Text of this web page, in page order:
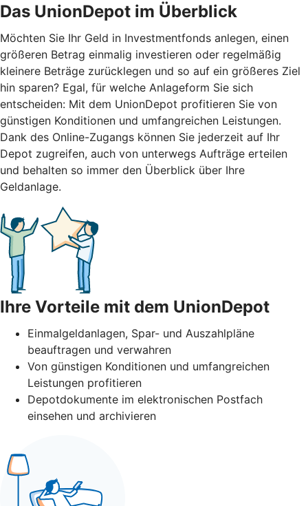
Das UnionDepot im Überblick
Möchten Sie Ihr Geld in Investmentfonds anlegen, einen
größeren Betrag einmalig investieren oder regelmäßig
kleinere Beträge zurücklegen und so auf ein größeres Ziel
hin sparen? Egal, für welche Anlageform Sie sich
entscheiden: Mit dem UnionDepot profitieren Sie von
günstigen Konditionen und umfangreichen Leistungen.
Dank des Online-Zugangs können Sie jederzeit auf Ihr
Depot zugreifen, auch von unterwegs Aufträge erteilen
und behalten so immer den Überblick über Ihre
Geldanlage.
Ihre Vorteile mit dem UnionDepot
Einmalgeldanlagen, Spar- und Auszahlpläne
beauftragen und verwahren
Von günstigen Konditionen und umfangreichen
Leistungen profitieren
Depotdokumente im elektronischen Postfach
einsehen und archivieren